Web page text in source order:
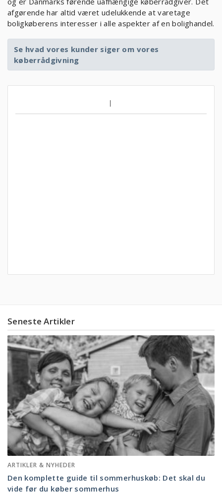
afgørende har altid været udelukkende at varetage
boligkøberens interesser i alle aspekter af en bolighandel.
Se hvad vores kunder siger om vores
køberrådgivning
Seneste Artikler
ARTIKLER & NYHEDER
Den komplette guide til sommerhuskøb: Det skal du
vide før du køber sommerhus